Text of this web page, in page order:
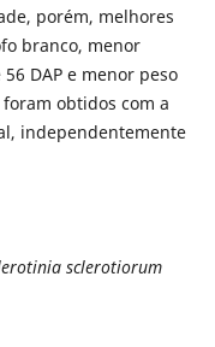
porém, melhores
branco, menor
56 DAP e menor peso
obtidos com a
independentemente
sclerotiorum